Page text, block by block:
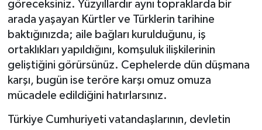
göreceksiniz. Yüzyıllardır aynı topraklarda bir
arada yaşayan Kürtler ve Türklerin tarihine
baktığınızda; aile bağları kurulduğunu, iş
ortaklıkları yapıldığını, komşuluk ilişkilerinin
geliştiğini görürsünüz. Cephelerde dün düşmana
karşı, bugün ise teröre karşı omuz omuza
mücadele edildiğini hatırlarsınız.
Türkiye Cumhuriyeti vatandaşlarının, devletin
Piyasa
Resmi İlanlar
Sağlık
Sinemalar